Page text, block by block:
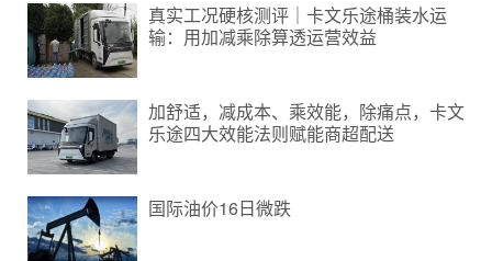
真实工况硬核测评｜卡文乐途桶装水运
输：用加减乘除算透运营效益
加舒适，减成本、乘效能，除痛点，卡文
乐途四大效能法则赋能商超配送
国际油价16日微跌